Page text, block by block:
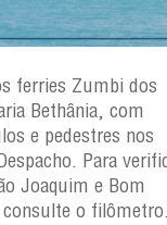
ferries Zumbi dos
Bethânia, com
e pedestres nos
Para
Joaquim e Bom
consulte o